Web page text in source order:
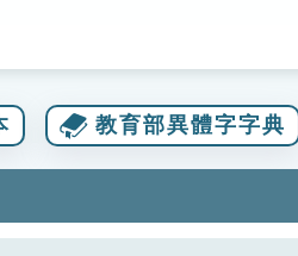
教育部異體字字典